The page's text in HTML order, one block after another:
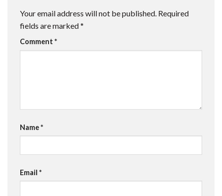
Your email address will not be published. Required
fields are marked*
Comment *
Name*
Email *